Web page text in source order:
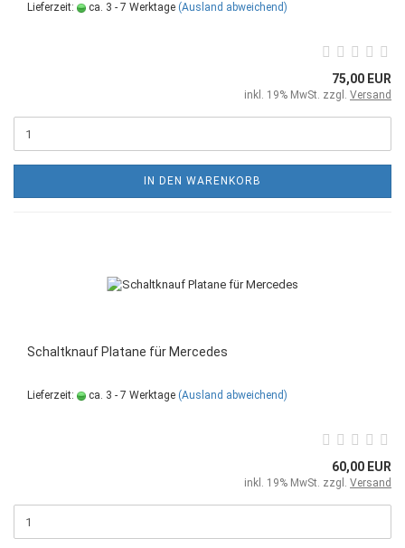
Lieferzeit: ca. 3 - 7 Werktage (Ausland abweichend)
75,00 EUR
inkl. 19% MwSt. zzgl. Versand
IN DEN WARENKORB
Schaltknauf Platane für Mercedes
Lieferzeit: ca. 3 - 7 Werktage (Ausland abweichend)
60,00 EUR
inkl. 19% MwSt. zzgl. Versand